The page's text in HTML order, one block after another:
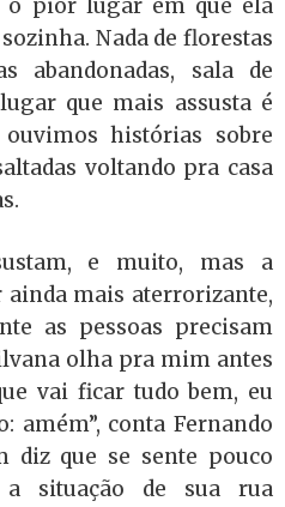
o pior lugar em que ela
Nada de florestas
abandonadas, sala de
que mais assusta é
histórias sobre
voltando pra casa
e muito, mas a
ainda mais aterrorizante,
as pessoas precisam
olha pra mim antes
vai ficar tudo bem, eu
amém”, conta Fernando
diz que se sente pouco
a situação de sua rua